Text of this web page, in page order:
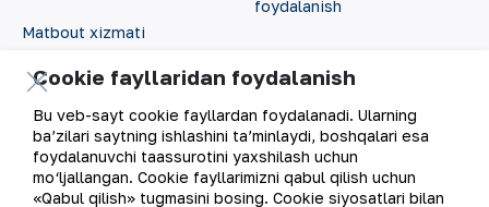
Matbout xizmati
Karyera
Raqamli hukumat
foydalanish
RSS feed
Cookie fayllaridan foydalanish
Bu veb-sayt cookie fayllardan foydalanadi. Ularning
ba’zilari saytning ishlashini ta’minlaydi, boshqalari esa
foydalanuvchi taassurotini yaxshilash uchun
mo‘ljallangan. Cookie fayllarimizni qabul qilish uchun
«Qabul qilish» tugmasini bosing. Cookie siyosatlari bilan